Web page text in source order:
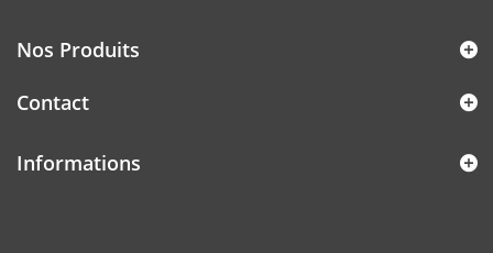
Nos Produits
Contact
Informations